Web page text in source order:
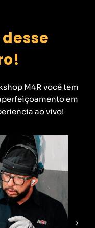
M4R você tem
em
ao vivo!